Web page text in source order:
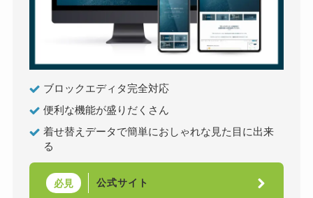
ブロックエディタ完全対応
便利な機能が盛りだくさん
着せ替えデータで簡単におしゃれな見た目に出来
る
必見 公式サイト